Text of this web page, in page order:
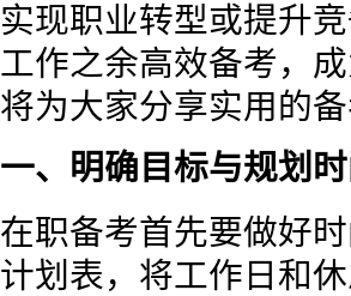
实现职业转型或提升
工作之余高效备考，
将为大家分享实用的
一、明确目标与规划
在职备考首先要做好
计划表，将工作日和